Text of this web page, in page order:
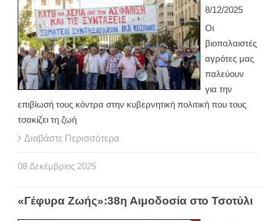
8/12/2025
Οι
βιοπαλαιστές
αγρότες μας
παλεύουν
για την
επιβίωσή τους κόντρα στην κυβερνητική πολιτική που τους
τσακίζει τη ζωή
Διαβάστε Περισσότερα
08 Δεκέμβριος 2025
«Γέφυρα Ζωής»:38η Αιμοδοσία στο Τσοτύλι